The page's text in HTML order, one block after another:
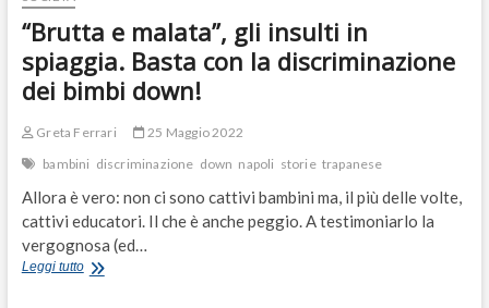
“Brutta e malata”, gli insulti in
spiaggia. Basta con la discriminazione
dei bimbi down!
Greta Ferrari
25 Maggio 2022
bambini discriminazione down napoli storie trapanese
Allora è vero: non ci sono cattivi bambini ma, il più delle volte,
cattivi educatori. Il che è anche peggio. A testimoniarlo la
vergognosa (ed…
Leggi tutto“Brutta